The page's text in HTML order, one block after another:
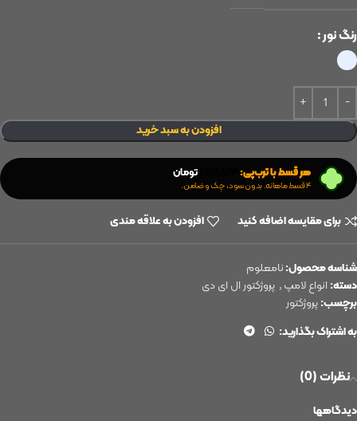
رنگ نور
افزودن به سبد خرید
هر قسط با ترب‌پی: تومان
۴ قسط ماهانه. بدون سود، چک و ضامن.
برای مقایسه اضافه کنید افزودن به علاقه مندی
شناسه محصول:نامعلوم
دسته: انواع لامپ, پروژکتور ال ای دی
برچسب:پروژکتور
به اشتراک بگذارید:
نظرات (0)
دیدگاهها